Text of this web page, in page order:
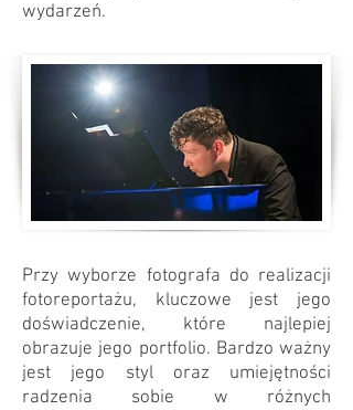
wydarzeń.
Przy wyborze fotografa do realizacji
fotoreportażu, kluczowe jest jego
doświadczenie, które najlepiej
obrazuje jego portfolio. Bardzo ważny
jest jego styl oraz umiejętności
radzenia sobie w różnych